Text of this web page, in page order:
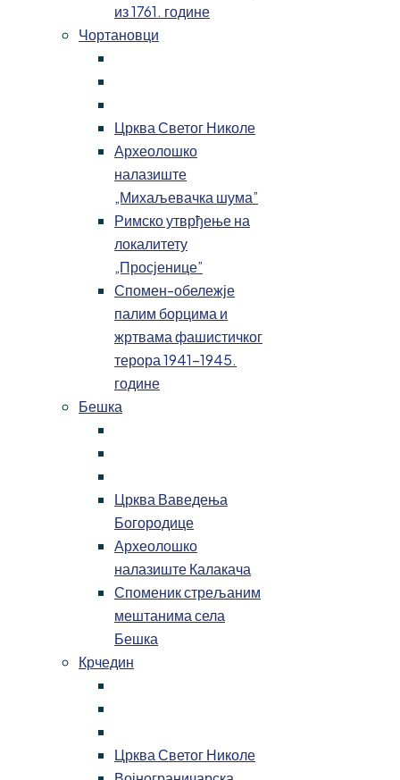
из 1761. године
Чортановци
Црква Светог Николе
Археолошко
налазиште
„Михаљевачка шума”
Римско утврђење на
локалитету
„Просјенице”
Спомен-обележје
палим борцима и
жртвама фашистичког
терора 1941-1945.
године
Бешка
Црква Ваведења
Богородице
Археолошко
налазиште Калакача
Споменик стрељаним
мештанима села
Бешка
Крчедин
Црква Светог Николе